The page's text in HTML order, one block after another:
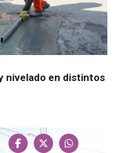
nivelado en distintos